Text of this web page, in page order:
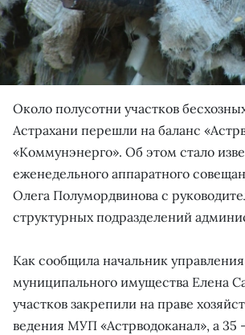
Около полусотни участков
Астрахани перешли на баланс
«Коммунэнерго». Об этом стало
еженедельного аппаратного
Олега Полумордвинова с
структурных подразделений
Как сообщила начальник управления
муниципального имущества Елена
участков закрепили на праве
ведения МУП «Астрводоканал», а